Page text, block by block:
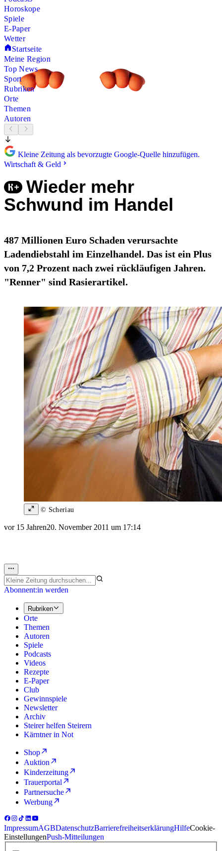
Horoskope
Spiele
E-Paper
Wetter
Startseite
Meine Region
Top News
Sport
Rubriken
Orte
Themen
Autoren
Kleine Zeitung als bevorzugte Google-Quelle hinzufügen.
Wirtschaft & Geld
Wieder mehr
Schwund im Handel
487 Millionen Euro Schaden verursachte
Ladendiebstahl im Einzelhandel. Das ist ein Plus
von 7,2 Prozent nach zwei rückläufigen Jahren.
"Renner" sind Rasierartikel.
© Scheriau
vor 15 Jahren20. November 2011 um 17:14
Abonnent:in werden
Rubriken
Orte
Themen
Autoren
Spiele
Podcasts
Videos
Rezepte
E-Paper
Club
Gewinnspiele
Newsletter
Archiv
Steirer helfen Steirern
Kärntner in Not
Shop
Auktion
Kinderzeitung
Trauerportal
Partnersuche
Werbung
ImpressumAGBDatenschutzBarrierefreiheitserklärungHilfeCookie-
EinstellungenPush-Mitteilungen